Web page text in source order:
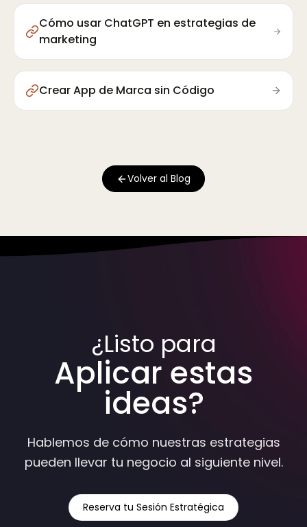
Cómo usar ChatGPT en estrategias de
marketing
Crear App de Marca sin Código
Volver al Blog
¿Listo para
Aplicar estas
ideas?
Hablemos de cómo nuestras estrategias
pueden llevar tu negocio al siguiente nivel.
Reserva tu Sesión Estratégica